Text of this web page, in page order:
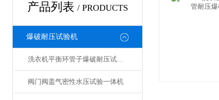
产品列表 / PRODUCTS
爆破耐压试验机
洗衣机平衡环管子爆破耐压试验机
阀门阀盖气密性水压试验一体机